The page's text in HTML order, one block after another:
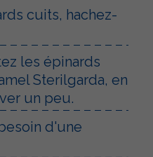
cuits, hachez-
les épinards
Sterilgarda, en
un peu.
d'une